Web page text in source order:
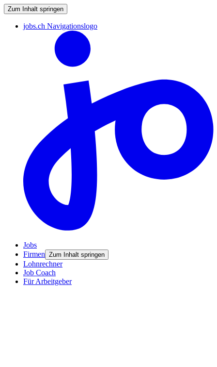
Zum Inhalt springen
jobs.ch Navigationslogo
Jobs
Firmen Zum Inhalt springen
Lohnrechner
Job Coach
Für Arbeitgeber